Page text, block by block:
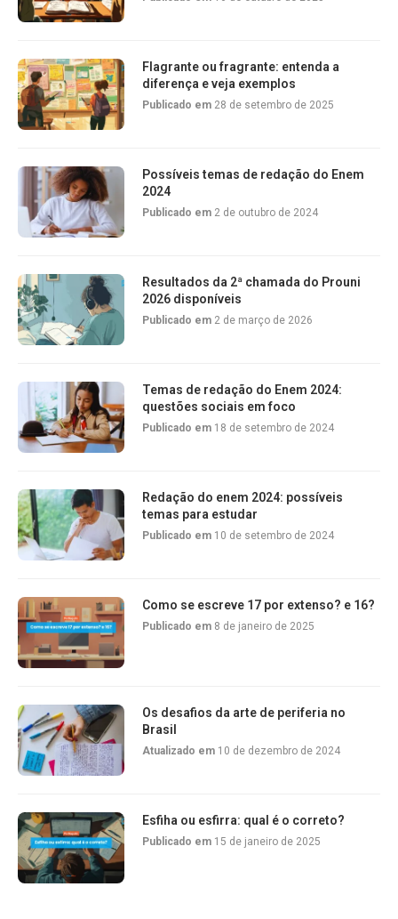
Flagrante ou fragrante: entenda a
diferença e veja exemplos
Publicado em 28 de setembro de 2025
Possíveis temas de redação do Enem
2024
Publicado em 2 de outubro de 2024
Resultados da 2ª chamada do Prouni
2026 disponíveis
Publicado em 2 de março de 2026
Temas de redação do Enem 2024:
questões sociais em foco
Publicado em 18 de setembro de 2024
Redação do enem 2024: possíveis
temas para estudar
Publicado em 10 de setembro de 2024
Como se escreve 17 por extenso? e 16?
Publicado em 8 de janeiro de 2025
Os desafios da arte de periferia no
Brasil
Atualizado em 10 de dezembro de 2024
Esfiha ou esfirra: qual é o correto?
Publicado em 15 de janeiro de 2025